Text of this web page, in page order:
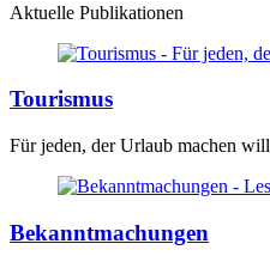
Aktuelle Publikationen
Tourismus
Für jeden, der Urlaub machen will
Bekanntmachungen